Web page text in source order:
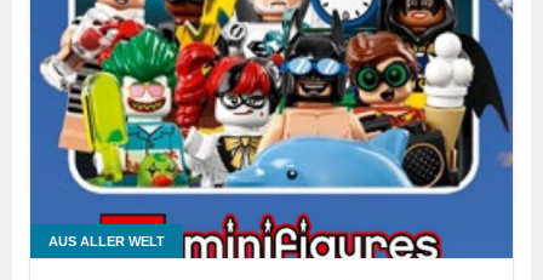
AUS ALLER WELT